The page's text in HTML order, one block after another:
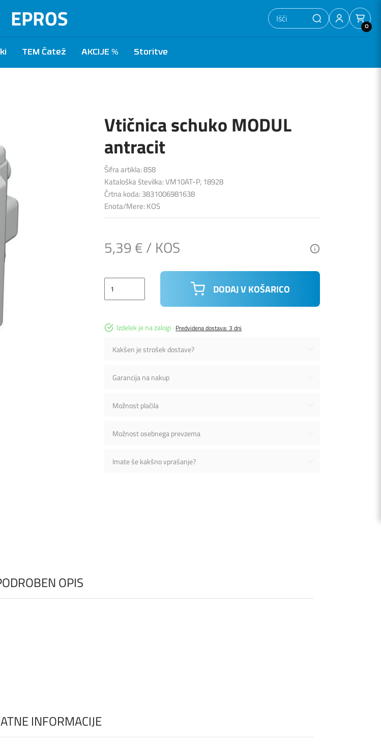
EPROS 0
TEM Čatež AKCIJE % Storitve
Vtičnica schuko MODUL
antracit
Šifra artikla: 858
Kataloška številka: VM10AT-P, 18928
Črtna koda: 3831006981638
Enota/Mere: KOS
5,39 € / KOS
DODAJ V KOŠARICO
Izdelek je na zalogi · Predvidena dostava: 3 dni
Kakšen je strošek dostave?
Garancija na nakup
Možnost plačila
Možnost osebnega prevzema
Imate še kakšno vprašanje?
OPIS
INFORMACIJE